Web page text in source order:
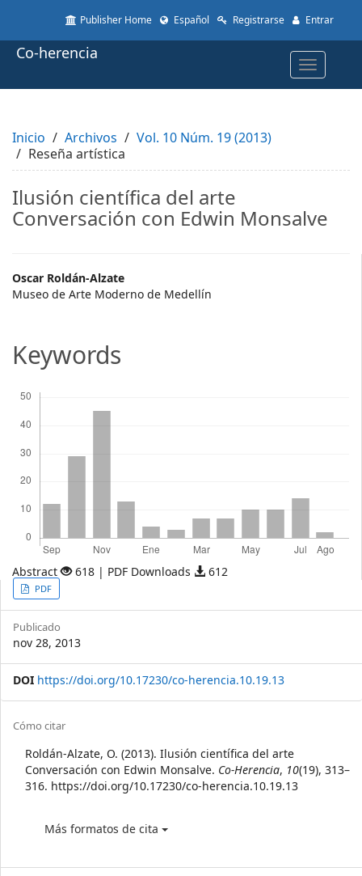
to
page
Main
Content
Sidebar
Publisher Home Español Registrarse Entrar
Toggle
Co-herencia
Inicio Archivos
Vol. 10 Núm. 19 (2013)
Reseña artística
Ilusión científica del arte
Conversación con Edwin Monsalve
Main
Article
Oscar Roldán-Alzate
Museo de Arte Moderno de Medellín
Keywords
Abstract 618 | PDF Downloads 612
Article
Sidebar
PDF
Publicado
nov 28, 2013
DOI https://doi.org/10.17230/co-herencia.10.19.13
Article
Details
Cómo citar
Roldán-Alzate, O. (2013). Ilusión científica del arte
Conversación con Edwin Monsalve. Co-Herencia, 10(19), 313–
316. https://doi.org/10.17230/co-herencia.10.19.13
Más formatos de cita